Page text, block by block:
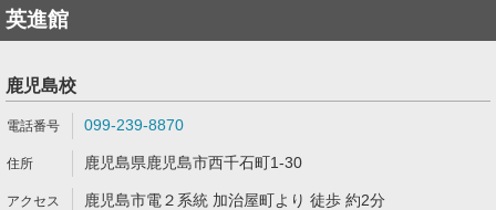
英進館
鹿児島校
099-239-8870
鹿児島県鹿児島市西千石町1-30
鹿児島市電２系統 加治屋町より 徒歩 約2分